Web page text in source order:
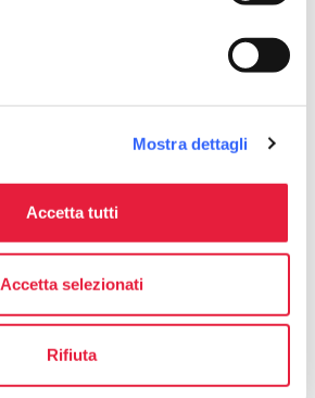
Mostra dettagli
Accetta tutti
Accetta selezionati
Rifiuta
Indicazioni